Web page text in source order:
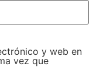
y web en
vez que